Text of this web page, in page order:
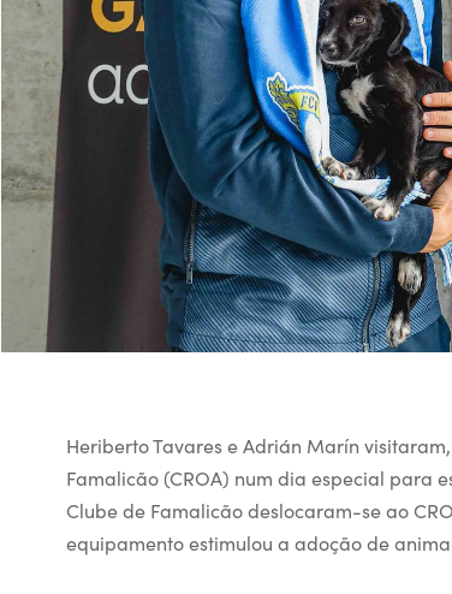
Heriberto Tavares e Adrián Marín
Famalicão (CROA) num dia especial para
Clube de Famalicão deslocaram-se ao
equipamento estimulou a adoção de